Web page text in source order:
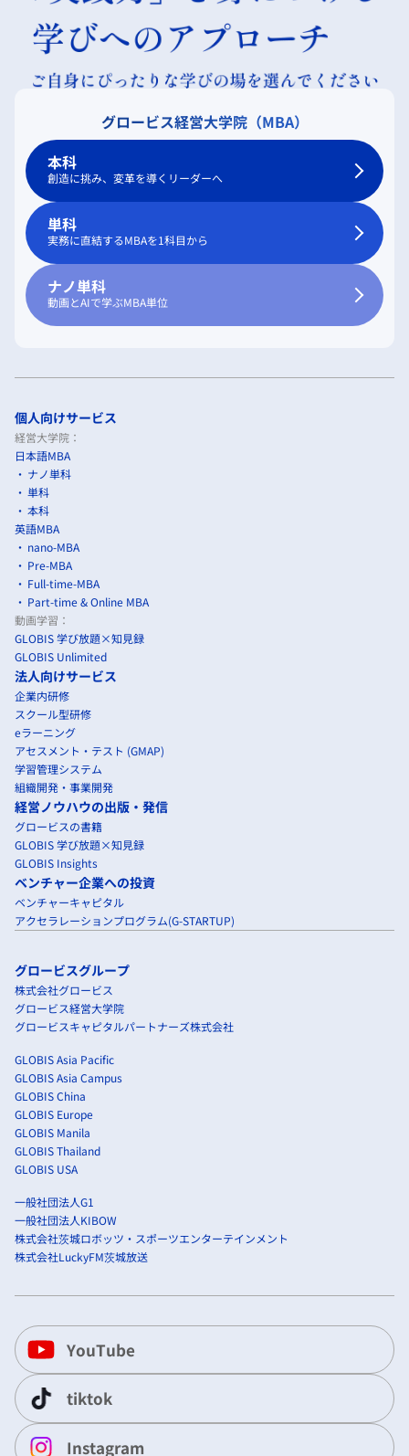
グロービス経営大学院（MBA）
本科
創造に挑み、変革を導くリーダーへ
単科
実務に直結するMBAを1科目から
ナノ単科
動画とAIで学ぶMBA単位
個人向けサービス
経営大学院：
日本語MBA
ナノ単科
単科
本科
英語MBA
nano-MBA
Pre-MBA
Full-time-MBA
Part-time & Online MBA
動画学習：
GLOBIS 学び放題×知見録
GLOBIS Unlimited
法人向けサービス
企業内研修
スクール型研修
eラーニング
アセスメント・テスト (GMAP)
学習管理システム
組織開発・事業開発
経営ノウハウの出版・発信
グロービスの書籍
GLOBIS 学び放題×知見録
GLOBIS Insights
ベンチャー企業への投資
ベンチャーキャピタル
アクセラレーションプログラム(G-STARTUP)
グロービスグループ
株式会社グロービス
グロービス経営大学院
グロービスキャピタルパートナーズ株式会社
GLOBIS Asia Pacific
GLOBIS Asia Campus
GLOBIS China
GLOBIS Europe
GLOBIS Manila
GLOBIS Thailand
GLOBIS USA
一般社団法人G1
一般社団法人KIBOW
株式会社茨城ロボッツ・スポーツエンターテインメント
株式会社LuckyFM茨城放送
YouTube
tiktok
Instagram